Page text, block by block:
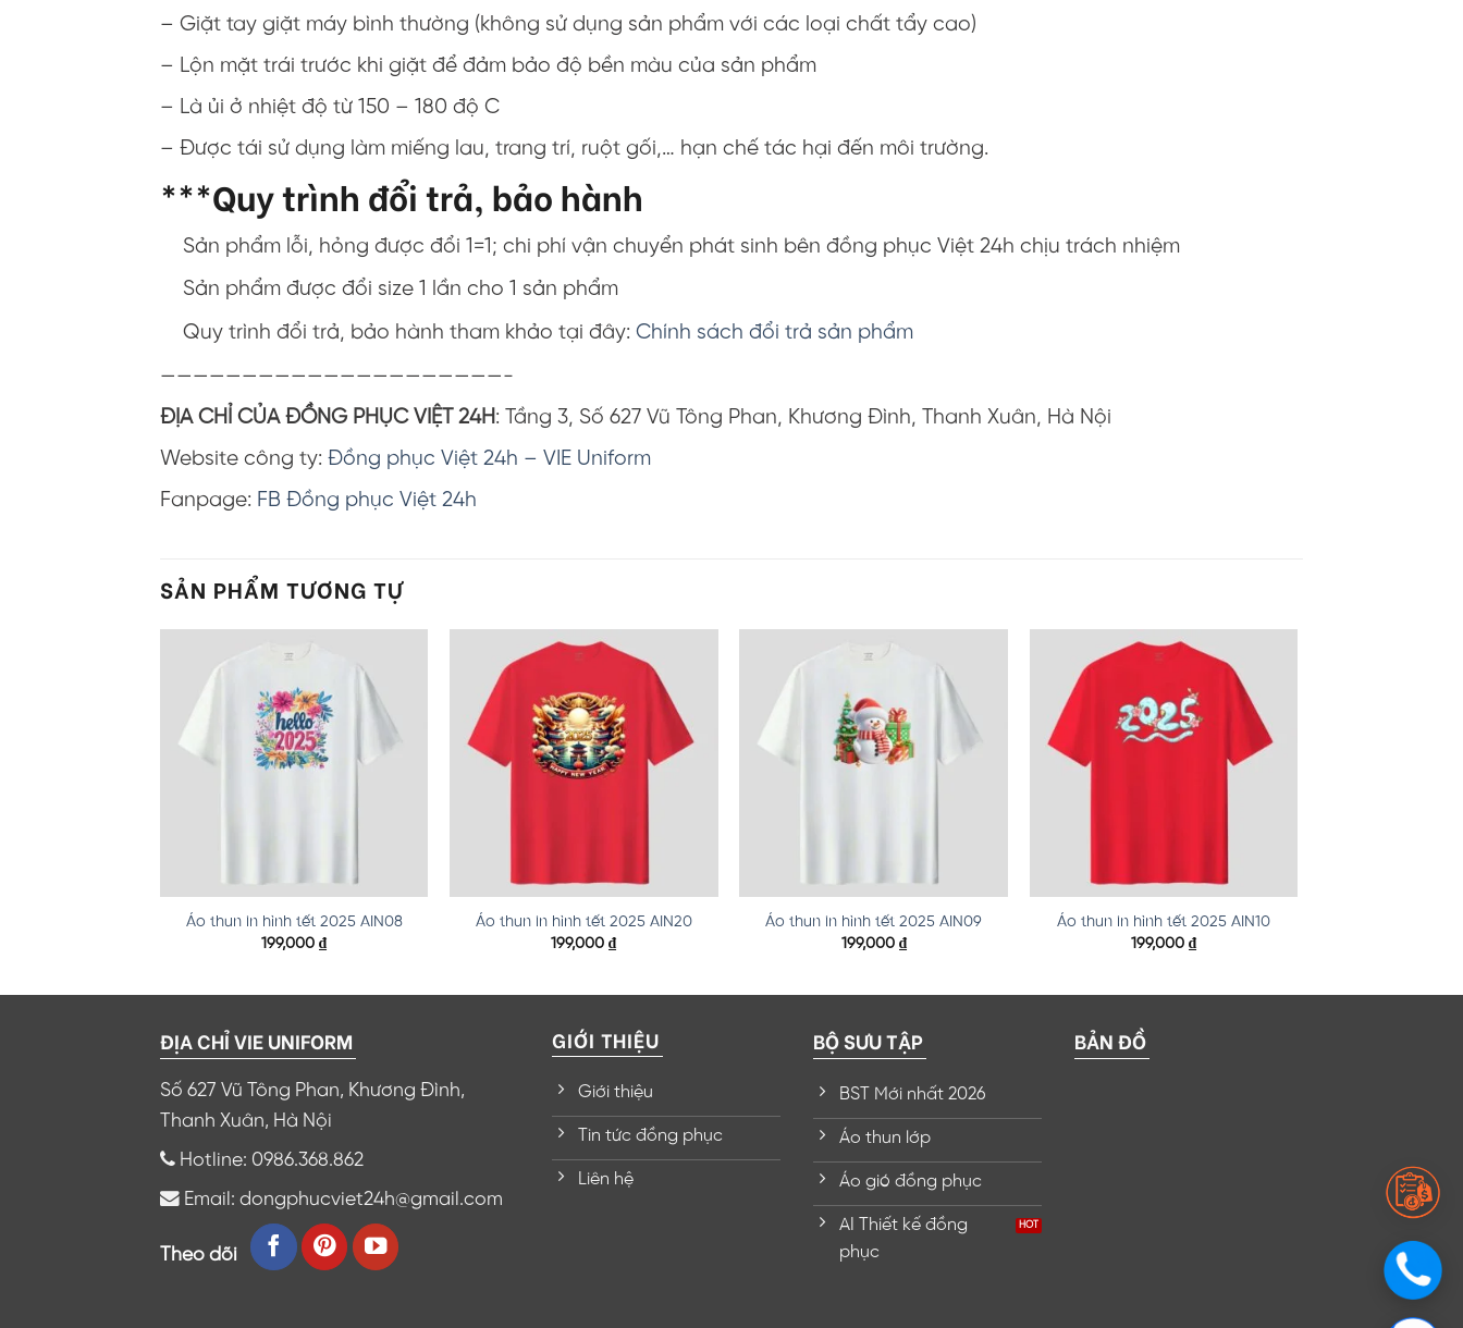
– Giặt tay giặt máy bình thường (không sử dụng sản phẩm với các loại chất tẩy cao)
– Lộn mặt trái trước khi giặt để đảm bảo độ bền màu của sản phẩm
– Là ủi ở nhiệt độ từ 150 – 180 độ C
– Được tái sử dụng làm miếng lau, trang trí, ruột gối,… hạn chế tác hại đến môi trường.
***Quy trình đổi trả, bảo hành
Sản phẩm lỗi, hỏng được đổi 1=1; chi phí vận chuyển phát sinh bên đồng phục Việt 24h chịu trách nhiệm
Sản phẩm được đổi size 1 lần cho 1 sản phẩm
Quy trình đổi trả, bảo hành tham khảo tại đây: Chính sách đổi trả sản phẩm
—————————————————————-
ĐỊA CHỈ CỦA ĐỒNG PHỤC VIỆT 24H: Tầng 3, Số 627 Vũ Tông Phan, Khương Đình, Thanh Xuân, Hà Nội
Website công ty: Đồng phục Việt 24h – VIE Uniform
Fanpage: FB Đồng phục Việt 24h
SẢN PHẨM TƯƠNG TỰ
Áo thun in hình tết 2025 AIN08
199,000₫
Áo thun in hình tết 2025 AIN20
199,000₫
Áo thun in hình tết 2025 AIN09
199,000 ₫
Áo thun in hình tết 2025 AIN10
199,000 ₫
ĐỊA CHỈ VIE UNIFORM
Số 627 Vũ Tông Phan, Khương Đình,
Thanh Xuân, Hà Nội
Hotline: 0986.368.862
Email: dongphucviet24h@gmail.com
Theo dõi
GIỚI THIỆU
Giới thiệu
Tin tức đồng phục
Liên hệ
BỘ SƯU TẬP
BST Mới nhất 2026
Áo thun lớp
Áo gió đồng phục
AI Thiết kế đồng
phục
BẢN ĐỒ